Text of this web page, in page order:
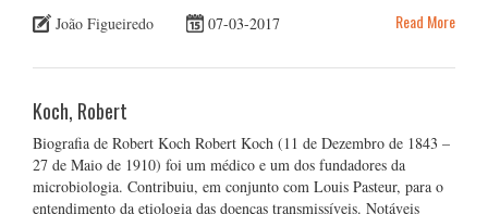
João Figueiredo
07-03-2017 Read More
Koch, Robert
Biografia de Robert Koch Robert Koch (11 de Dezembro de 1843 –
27 de Maio de 1910) foi um médico e um dos fundadores da
microbiologia. Contribuiu, em conjunto com Louis Pasteur, para o
entendimento da etiologia das doenças transmissíveis. Notáveis